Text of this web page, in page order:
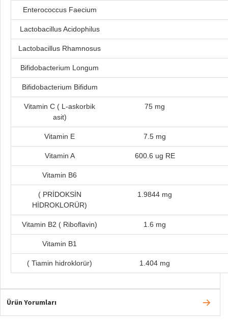
Enterococcus Faecium
Lactobacillus Acidophilus
Lactobacillus Rhamnosus
Bifidobacterium Longum
Bifidobacterium Bifidum
Vitamin C ( L-askorbik
asit)
75 mg
Vitamin E 7.5 mg
Vitamin A 600.6 ug RE
Vitamin B6
( PRİDOKSİN
HİDROKLORÜR)
1.9844 mg
Vitamin B2 ( Riboflavin) 1.6 mg
Vitamin B1
( Tiamin hidroklorür) 1.404 mg
Ürün Yorumları